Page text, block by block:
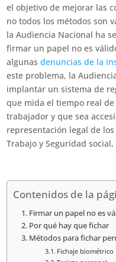
el objetivo de mejorar las
no todos los métodos son
la Audiencia Nacional ha
firmar un papel no es
algunasdenuncias de la
este problema, la
implantar un sistema de
que mida el tiempo real
trabajador y que sea
representación legal de
Trabajo y Seguridad
Contenidos de la
Firmar un papel no es
Por qué hay que fichar
Métodos para fichar
Fichaje biométrico